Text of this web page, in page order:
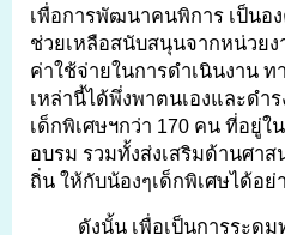
เพื่อการพัฒนาคนพิการ เป็นอ
ช่วยเหลือสนับสนุนจากหน่วยง
ค่าใช้จ่ายในการดำเนินงาน ท
เหล่านี้ได้พึ่งพาตนเองและดำ
เด็กพิเศษฯกว่า 170 คน ที่อยู่
อบรม รวมทั้งส่งเสริมด้านศา
ถิ่น ให้กับน้องๆเด็กพิเศษได้อ
ดังนั้น เพื่อเป็นการระด